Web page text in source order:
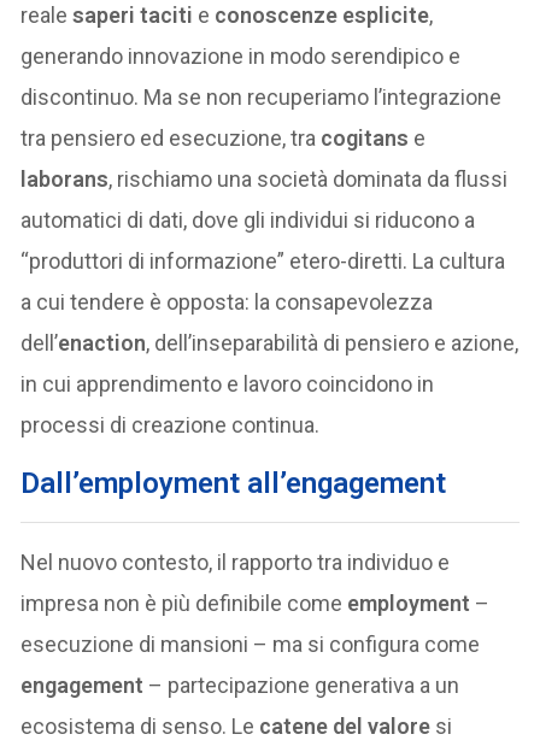
realesaperi taciti e conoscenze esplicite,
generando innovazione in modo serendipico e
discontinuo. Ma se non recuperiamo l’integrazione
tra pensiero ed esecuzione, tra cogitans e
laborans, rischiamo una società dominata da flussi
automatici di dati, dove gli individui si riducono a
“produttori di informazione” etero-diretti. La cultura
a cui tendere è opposta: la consapevolezza
dell’enaction, dell’inseparabilità di pensiero e azione,
in cui apprendimento e lavoro coincidono in
processi di creazione continua.
Dall’employment all’engagement
Nel nuovo contesto, il rapporto tra individuo e
impresa non è più definibile come employment –
esecuzione di mansioni – ma si configura come
engagement – partecipazione generativa a un
ecosistema di senso. Le catene del valore si